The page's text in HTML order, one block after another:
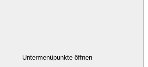
Untermenüpunkte öffnen